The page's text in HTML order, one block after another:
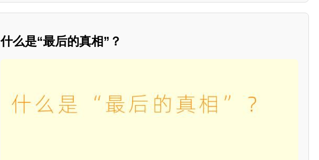
什么是“最后的真相”？